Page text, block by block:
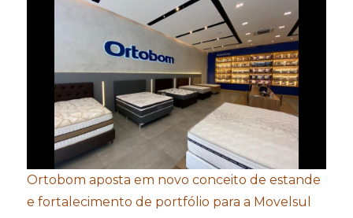
Ortobom aposta em novo conceito de estande
e fortalecimento de portfólio para a Movelsul